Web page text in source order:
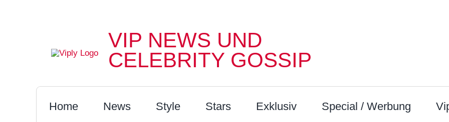
VIP NEWS UND
CELEBRITY GOSSIP
Home News Style Stars Exklusiv Special / Werbung